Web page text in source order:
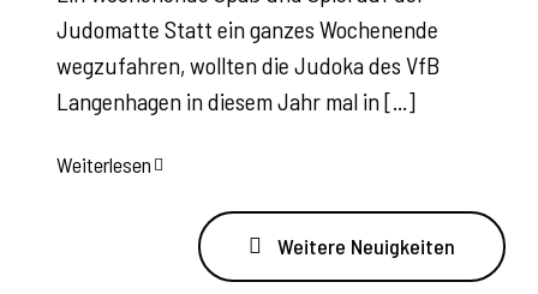
Judomatte Statt ein ganzes Wochenende
wegzufahren, wollten die Judoka des VfB
Langenhagen in diesem Jahr mal in [...]
Weiterlesen
Weitere Neuigkeiten